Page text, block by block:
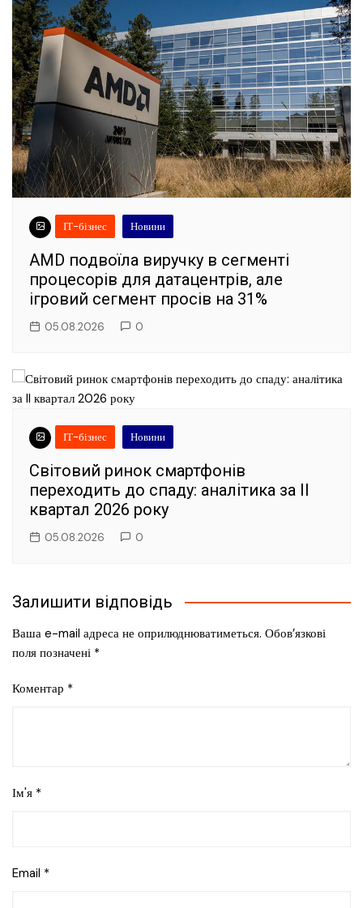
ІТ-бізнес Новини
AMD подвоїла виручку в сегменті
процесорів для датацентрів, але
ігровий сегмент просів на 31%
05.08.2026 0
ІТ-бізнес Новини
Світовий ринок смартфонів
переходить до спаду: аналітика за II
квартал 2026 року
05.08.2026 0
Залишити відповідь
Ваша e-mail адреса не оприлюднюватиметься. Обов’язкові
поля позначені *
Коментар *
Ім'я *
Email *